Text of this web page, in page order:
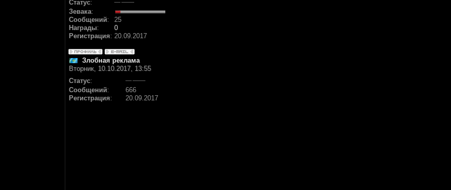
Статус:
Зевака:
Сообщений:
25
Награды:
0
Регистрация: 20.09.2017
Злобная реклама
Вторник, 10.10.2017, 13:55
Статус:
Сообщений:
666
Регистрация: 20.09.2017